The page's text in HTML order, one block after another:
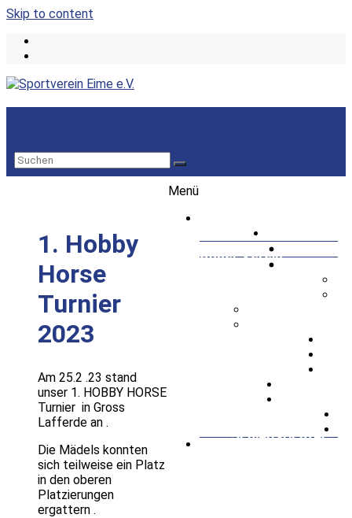
Skip to content
Menü
Unser Verein
Sponsoring
Fußball
Herrenfußball
Frauenfußball
SV Kids
Mädchenfußball
Schiedsrichter
1. Hobby
Horse
Turnier
2023
Am 25.2 .23 stand
unser 1. HOBBY HORSE
Turnier in Gross
Lafferde an .
Die Mädels konnten
sich teilweise ein Platz
in den oberen
Platzierungen
ergattern .